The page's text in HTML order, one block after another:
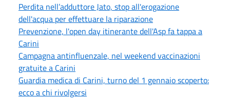
Perdita nell’adduttore Jato, stop all'erogazione
dell'acqua per effettuare la riparazione
Prevenzione, l'open day itinerante dell'Asp fa tappa a
Carini
Campagna antinfluenzale, nel weekend vaccinazioni
gratuite a Carini
Guardia medica di Carini, turno del 1 gennaio scoperto:
ecco a chi rivolgersi